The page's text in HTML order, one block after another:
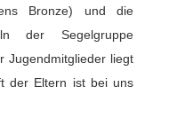
Bronze) und die
der Segelgruppe
Jugendmitglieder liegt
der Eltern ist bei uns